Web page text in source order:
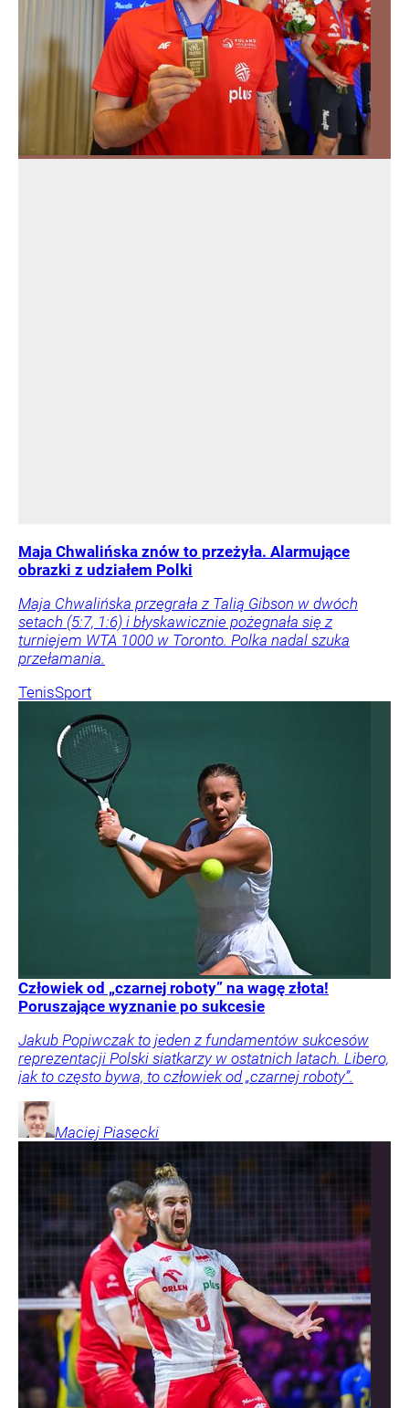
Maja Chwalińska znów to przeżyła. Alarmujące
obrazki z udziałem Polki
Maja Chwalińska przegrała z Talią Gibson w dwóch
setach (5:7, 1:6) i błyskawicznie pożegnała się z
turniejem WTA 1000 w Toronto. Polka nadal szuka
przełamania.
TenisSport
Człowiek od „czarnej roboty” na wagę złota!
Poruszające wyznanie po sukcesie
Jakub Popiwczak to jeden z fundamentów sukcesów
reprezentacji Polski siatkarzy w ostatnich latach. Libero,
jak to często bywa, to człowiek od „czarnej roboty”.
Maciej Piasecki